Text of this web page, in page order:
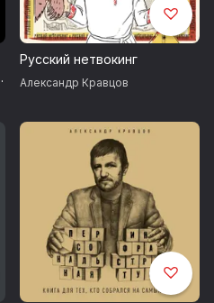
Русский нетвокинг
Александр Кравцов